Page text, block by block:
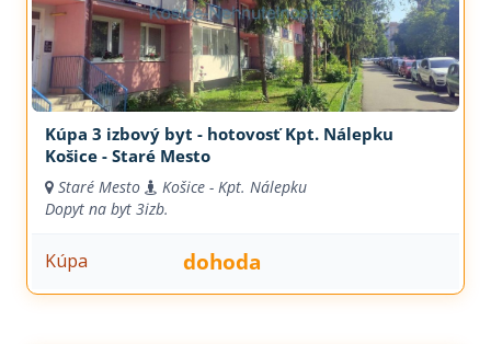
Kúpa 3 izbový byt - hotovosť Kpt. Nálepku
Košice - Staré Mesto
Staré Mesto
Košice - Kpt. Nálepku
Dopyt na byt 3izb.
Kúpa dohoda